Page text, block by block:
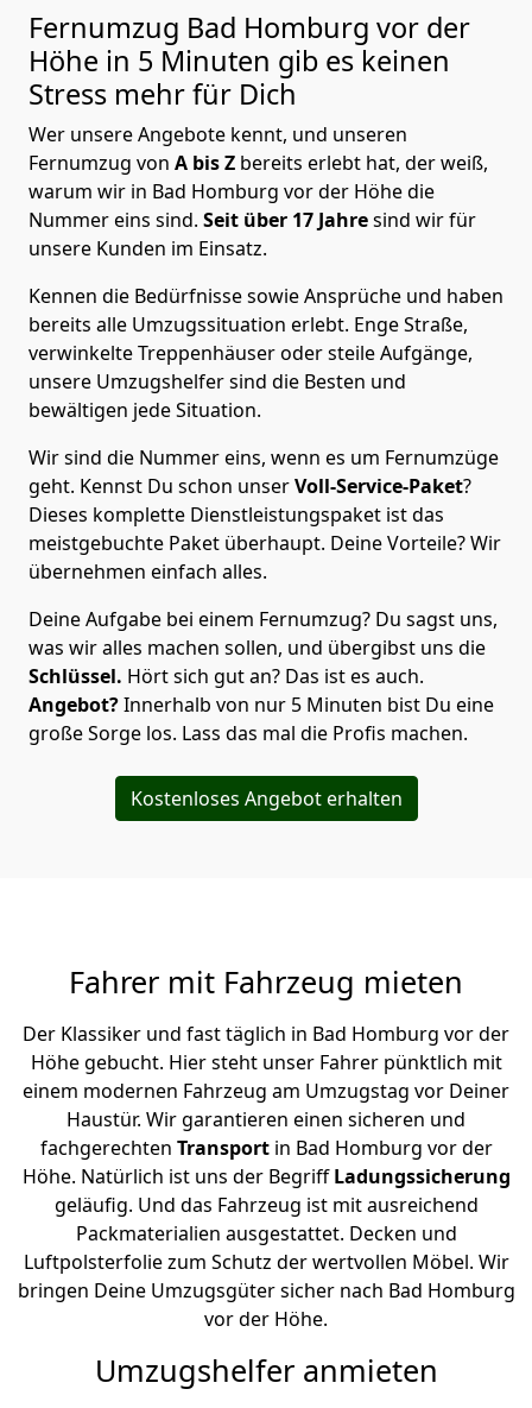
Fernumzug Bad Homburg vor der
Höhe in 5 Minuten gib es keinen
Stress mehr für Dich
Wer unsere Angebote kennt, und unseren
Fernumzug von A bis Z bereits erlebt hat, der weiß,
warum wir in Bad Homburg vor der Höhe die
Nummer eins sind. Seit über 17 Jahresind wir für
unsere Kunden im Einsatz.
Kennen die Bedürfnisse sowie Ansprüche und haben
bereits alle Umzugssituation erlebt. Enge Straße,
verwinkelte Treppenhäuser oder steile Aufgänge,
unsere Umzugshelfer sind die Besten und
bewältigen jede Situation.
Wir sind die Nummer eins, wenn es um Fernumzüge
geht. Kennst Du schon unserVoll-Service-Paket?
Dieses komplette Dienstleistungspaket ist das
meistgebuchte Paket überhaupt. Deine Vorteile? Wir
übernehmen einfach alles.
Deine Aufgabe bei einem Fernumzug? Du sagst uns,
was wir alles machen sollen, und übergibst uns die
Schlüssel. Hört sich gut an? Das ist es auch.
Angebot?Innerhalb von nur 5 Minuten bist Du eine
große Sorge los. Lass das mal die Profis machen.
Kostenloses Angebot erhalten
Fahrer mit Fahrzeug mieten
Der Klassiker und fast täglich in Bad Homburg vor der
Höhe gebucht. Hier steht unser Fahrer pünktlich mit
einem modernen Fahrzeug am Umzugstag vor Deiner
Haustür. Wir garantieren einen sicheren und
fachgerechten Transportin Bad Homburg vor der
Höhe. Natürlich ist uns der BegriffLadungssicherung
geläufig. Und das Fahrzeug ist mit ausreichend
Packmaterialien ausgestattet. Decken und
Luftpolsterfolie zum Schutz der wertvollen Möbel. Wir
bringen Deine Umzugsgüter sicher nach Bad Homburg
vor der Höhe.
Umzugshelfer anmieten